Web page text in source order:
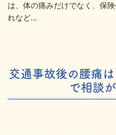
は、体の痛みだけでなく、保
れなど...
交通事故後の腰痛
で相談